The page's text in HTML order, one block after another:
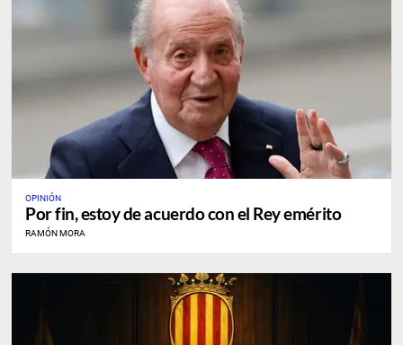
OPINIÓN
Por fin, estoy de acuerdo con el Rey emérito
RAMÓN MORA